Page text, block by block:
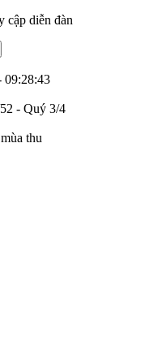
cập diễn đàn
09:28:43
- Quý 3/4
thu